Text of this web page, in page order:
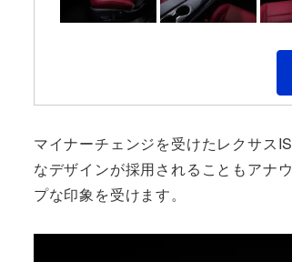
マイナーチェンジを受けたレクサス
なデザインが採用されることもアナ
プな印象を受けます。